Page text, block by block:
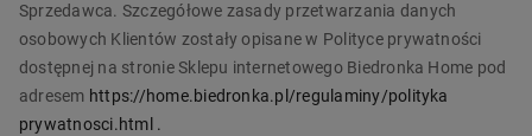
Sprzedawca. Szczegółowe zasady przetwarzania danych
osobowych Klientów zostały opisane w Polityce prywatności
dostępnej na stronie Sklepu internetowego Biedronka Home pod
adresem https://home.biedronka.pl/regulaminy/polityka
prywatnosci.html .